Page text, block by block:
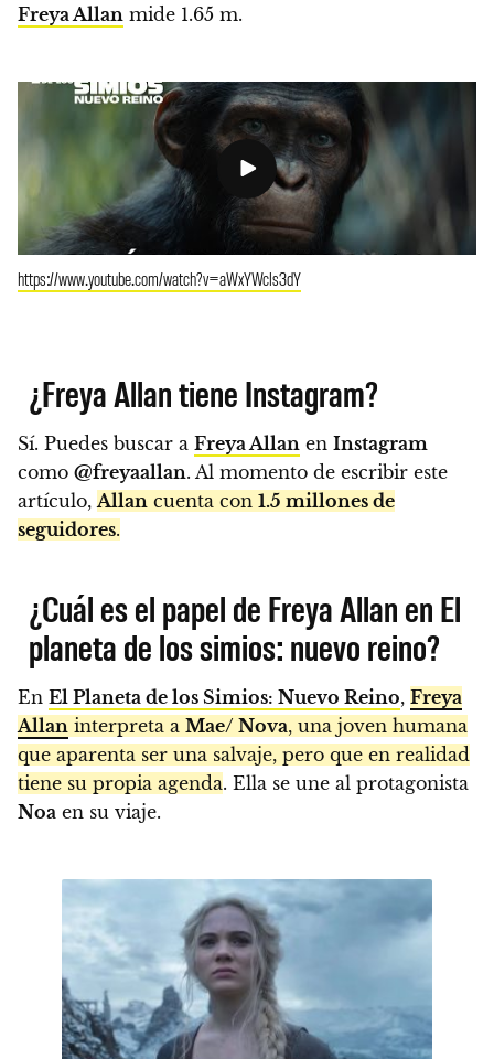
Freya Allan mide 1.65 m.
https://www.youtube.com/watch?v=aWxYWcls3dY
¿Freya Allan tiene Instagram?
Sí. Puedes buscar a Freya Allan en Instagram
como @freyaallan. Al momento de escribir este
artículo,Allan cuenta con 1.5 millones de
seguidores.
¿Cuál es el papel de Freya Allan en El
planeta de los simios: nuevo reino?
En El Planeta de los Simios: Nuevo Reino, Freya
Allan interpreta a Mae/ Nova, una joven humana
que aparenta ser una salvaje, pero que en realidad
tiene su propia agenda. Ella se une al protagonista
Noa en su viaje.